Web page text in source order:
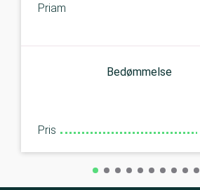
Priam
Bedømmelse
Pris